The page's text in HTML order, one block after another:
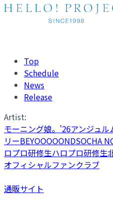
Top
Schedule
News
Release
Artist:
モーニング娘。'26アンジュル
リーBEYOOOOONDSOCHA
ロプロ研修生ハロプロ研修生
オフィシャルファンクラブ
通販サイト